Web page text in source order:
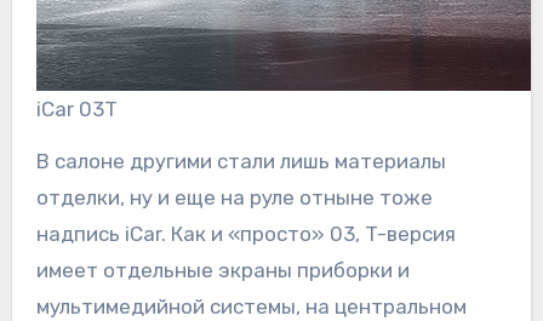
iCar 03T
В салоне другими стали лишь материалы
отделки, ну и еще на руле отныне тоже
надпись iCar. Как и «просто» 03, T-версия
имеет отдельные экраны приборки и
мультимедийной системы, на центральном